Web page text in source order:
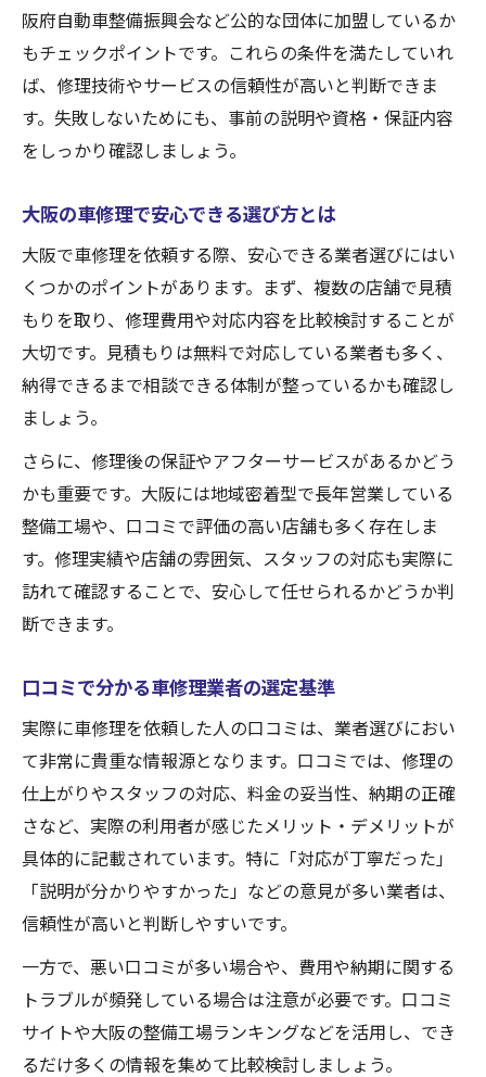
阪府自動車整備振興会など公的な団体に加盟しているか
もチェックポイントです。これらの条件を満たしていれ
ば、修理技術やサービスの信頼性が高いと判断できま
す。失敗しないためにも、事前の説明や資格・保証内容
をしっかり確認しましょう。
大阪の車修理で安心できる選び方とは
大阪で車修理を依頼する際、安心できる業者選びにはい
くつかのポイントがあります。まず、複数の店舗で見積
もりを取り、修理費用や対応内容を比較検討することが
大切です。見積もりは無料で対応している業者も多く、
納得できるまで相談できる体制が整っているかも確認し
ましょう。
さらに、修理後の保証やアフターサービスがあるかどう
かも重要です。大阪には地域密着型で長年営業している
整備工場や、口コミで評価の高い店舗も多く存在しま
す。修理実績や店舗の雰囲気、スタッフの対応も実際に
訪れて確認することで、安心して任せられるかどうか判
断できます。
口コミで分かる車修理業者の選定基準
実際に車修理を依頼した人の口コミは、業者選びにおい
て非常に貴重な情報源となります。口コミでは、修理の
仕上がりやスタッフの対応、料金の妥当性、納期の正確
さなど、実際の利用者が感じたメリット・デメリットが
具体的に記載されています。特に「対応が丁寧だった」
「説明が分かりやすかった」などの意見が多い業者は、
信頼性が高いと判断しやすいです。
一方で、悪い口コミが多い場合や、費用や納期に関する
トラブルが頻発している場合は注意が必要です。口コミ
サイトや大阪の整備工場ランキングなどを活用し、でき
るだけ多くの情報を集めて比較検討しましょう。